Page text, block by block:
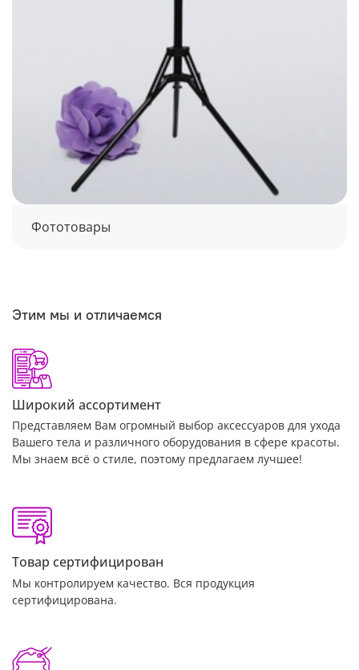
Фототовары
Этим мы и отличаемся
Широкий ассортимент
Представляем Вам огромный выбор аксессуаров для ухода
Вашего тела и различного оборудования в сфере красоты.
Мы знаем всё о стиле, поэтому предлагаем лучшее!
Товар сертифицирован
Мы контролируем качество. Вся продукция
сертифицирована.